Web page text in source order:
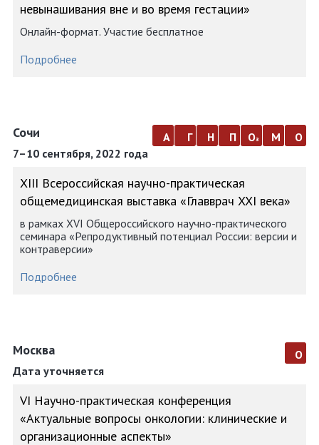
невынашивания вне и во время гестации»
Онлайн-формат. Участие бесплатное
Подробнее
Сочи
7–10 сентября, 2022 года
а г н п оз м о
ХIII Всероссийская научно-практическая
общемедицинская выставка «Главврач XXI века»
в рамках XVI Общероссийского научно-практического
семинара «Репродуктивный потенциал России: версии и
контраверсии»
Подробнее
Москва
Дата уточняется
о
VI Научно-практическая конференция
«Актуальные вопросы онкологии: клинические и
организационные аспекты»